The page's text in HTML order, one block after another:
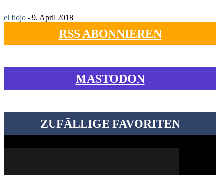
el flojo - 9. April 2018
RSS ABONNIEREN
MASTODON
ZUFÄLLIGE FAVORITEN